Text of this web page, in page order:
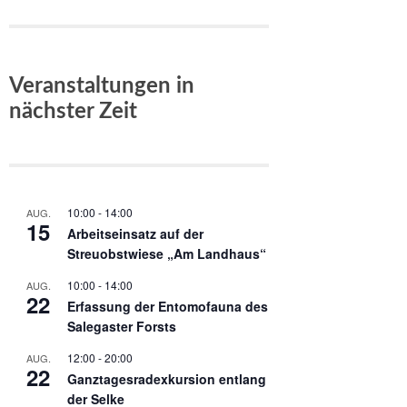
Veranstaltungen in
nächster Zeit
AUG.
15
10:00 - 14:00
Arbeitseinsatz auf der
Streuobstwiese „Am Landhaus“
AUG.
22
10:00 - 14:00
Erfassung der Entomofauna des
Salegaster Forsts
AUG.
22
12:00 -20:00
Ganztagesradexkursion entlang
der Selke